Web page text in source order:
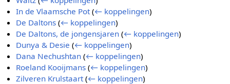
In de Vlaamsche Pot (← koppelingen)
De Daltons (← koppelingen)
De Daltons, de jongensjaren (← koppelingen)
Dunya & Desie (← koppelingen)
Dana Nechushtan (← koppelingen)
Roeland Kooijmans (← koppelingen)
Zilveren Krulstaart (← koppelingen)